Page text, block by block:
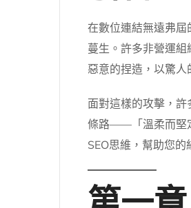
在數位連結無遠弗
蔓生。許多非營運
惡意的捏造，以驚
面對這樣的攻擊，
條路——「溫柔而堅
SEO思維，幫助您